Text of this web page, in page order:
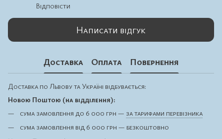
Відповісти
Написати відгук
Доставка Оплата Повернення
Доставка по Львову та Україні відбувається:
Новою Поштою (на відділення):
сума замовлення до 6 000 грн — за тарифами перевізника
сума замовлення від 6 000 грн — безкоштовно